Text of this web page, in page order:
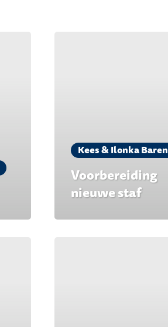
Kees & Ilonka
Voorbereiding
nieuwe staf